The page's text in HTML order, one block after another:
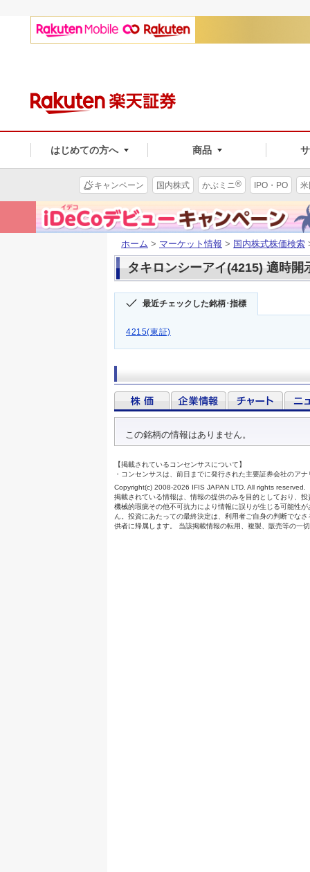
はじめての方へ 商品
キャンペーン 国内株式 かぶミニ® IPO・PO
ホーム > マーケット情報 > 国内株式株価検索
タキロンシーアイ(4215) 適時開
最近チェックした銘柄･指標
4215(東証)